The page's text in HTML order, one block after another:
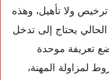
ولا تأهيل، وهذه
يحتاج إلى تدخل
تعريفة موحدة
لمزاولة المهنة،